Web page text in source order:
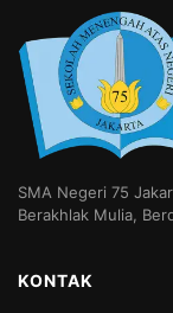
SMA Negeri 75
Berakhlak Mulia,
KONTAK